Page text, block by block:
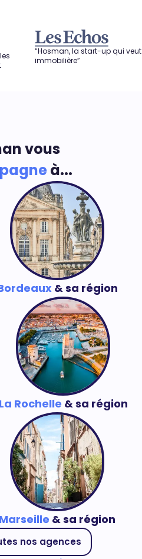
la start-up qui veut
vous
à...
& sa région
La Rochelle & sa région
Marseille & sa région
nos agences